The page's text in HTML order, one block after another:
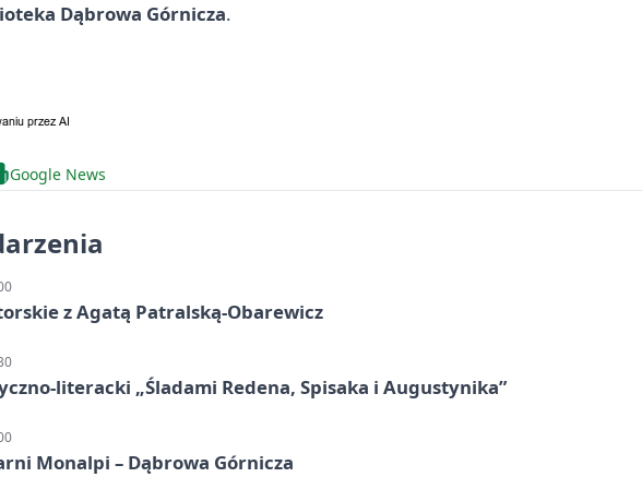
Dąbrowa Górnicza.
Google News
z Agatą Patralską-Obarewicz
literacki „Śladami Redena, Spisaka i Augustynika”
Monalpi – Dąbrowa Górnicza